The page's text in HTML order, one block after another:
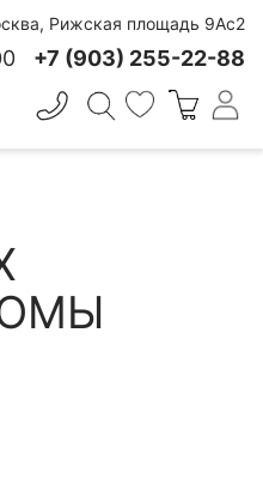
Рижская площадь 9Ас2
+7 (903) 255-22-88